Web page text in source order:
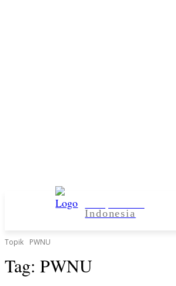
Indonesia
Topik PWNU
Tag: PWNU